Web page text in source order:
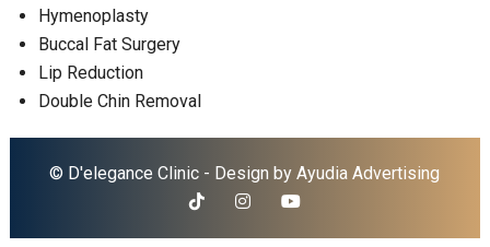
Hymenoplasty
Buccal Fat Surgery
Lip Reduction
Double Chin Removal
© D'elegance Clinic - Design byAyudia Advertising